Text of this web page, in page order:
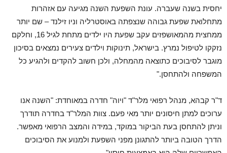
יחסית בשנה שעברה. עונת השפעת השנה מגיעה עם אזהרות
מתחלואת שפעת גבוהה שנצפתה באוסטרליה וניו זילנד – שם יותר
ממחצית מהמאושפזים עקב שפעת היו ילדים מתחת לגיל 16, וחלקם
נזקקו לטיפול נמרץ. בישראל, תינוקות וילדים צעירים נמצאים בסיכון
מוגבר לסיבוכים כתוצאה מהמחלה, ולכן חשוב להקדים ולהגיע כל
המשפחה ולהתחסן."
ד"ר קבהא, מנהל רפואי מלר"ד "ויוה" חדרה במאוחדת: "השנה אנו
ערוכים למתן חיסונים יותר מאי פעם. צוות המלר"ד בחדרה תודרך
וניתן להתחסן בעת הביקור במוקד, במידה והמצב הרפואי מאפשר.
הדרך הטובה ביותר להתגונן מפני השפעת ולמנוע את הסיבוכים